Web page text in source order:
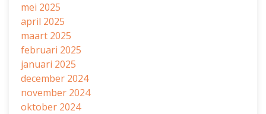
mei 2025
april 2025
maart 2025
februari 2025
januari 2025
december 2024
november 2024
oktober 2024